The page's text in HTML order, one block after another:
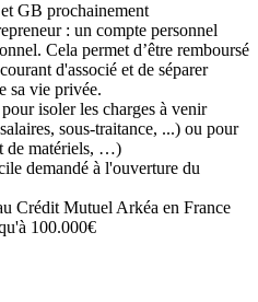
GB prochainement
: un compte personnel
Cela permet d’être remboursé
d'associé et de séparer
sa vie privée.
isoler les charges à venir
sous-traitance, ...) ou pour
de matériels, …)
demandé à l'ouverture du
Crédit Mutuel Arkéa en France
100.000€